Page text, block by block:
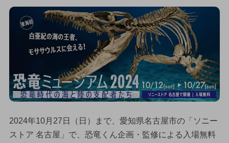
2024年10月27日（日）まで、愛知県名古屋市の「ソニー
ストア 名古屋」で、恐竜くん企画・監修による入場無料